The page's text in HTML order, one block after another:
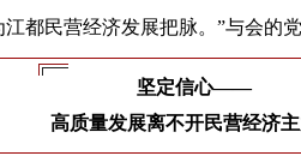
都民营经济发展把脉。”与会的
坚定信心——
高质量发展离不开民营经济